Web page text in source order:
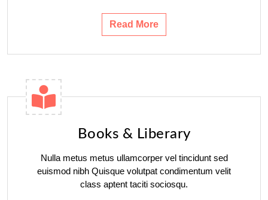
Read More
Books & Liberary
Nulla metus metus ullamcorper vel tincidunt sed
euismod nibh Quisque volutpat condimentum velit
class aptent taciti sociosqu.